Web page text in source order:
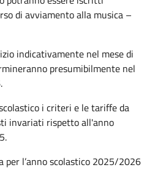
di avviamento alla musica –
indicativamente nel mese di
presumibilmente nel
i criteri e le tariffe da
invariati rispetto all'anno
per l’anno scolastico 2025/2026